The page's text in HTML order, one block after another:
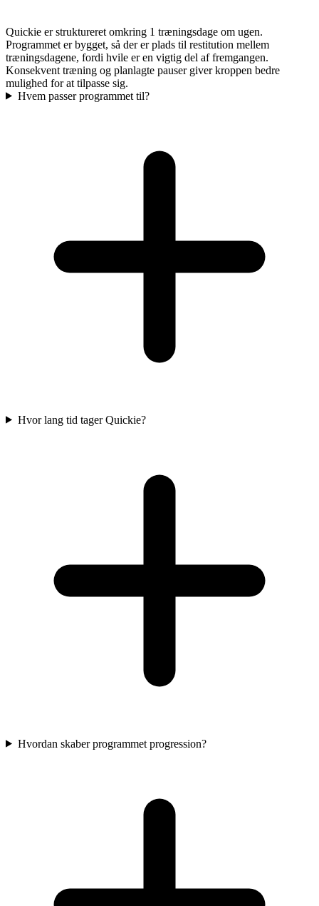
Quickie er struktureret omkring 1 træningsdage om ugen.
Programmet er bygget, så der er plads til restitution mellem
træningsdagene, fordi hvile er en vigtig del af fremgangen.
Konsekvent træning og planlagte pauser giver kroppen bedre
mulighed for at tilpasse sig.
Hvem passer programmet til?
Hvor lang tid tager Quickie?
Hvordan skaber programmet progression?